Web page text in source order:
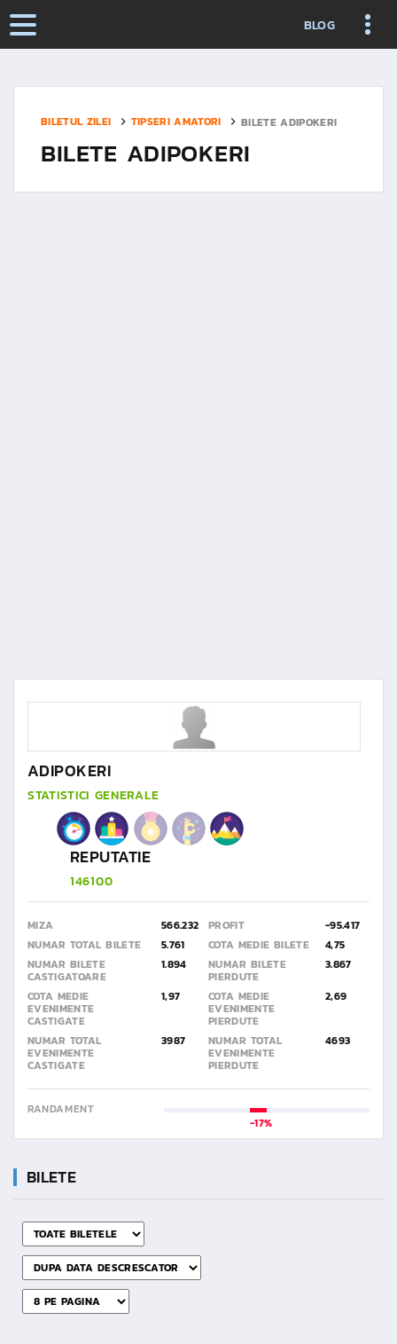
BLOG
BILETUL ZILEI TIPSERI AMATORI BILETE ADIPOKERI
BILETE ADIPOKERI
ADIPOKERI
STATISTICI GENERALE
REPUTATIE
146100
MIZA 566.232 PROFIT
-95.417
NUMAR TOTAL BILETE
5.761 COTA MEDIE BILETE
4,75
NUMAR BILETE
CASTIGATOARE
1.894 NUMAR BILETE
PIERDUTE
3.867
COTA MEDIE
EVENIMENTE
CASTIGATE
1,97 COTA MEDIE
EVENIMENTE
PIERDUTE
2,69
NUMAR TOTAL
EVENIMENTE
CASTIGATE
3987 NUMAR TOTAL
EVENIMENTE
PIERDUTE
4693
RANDAMENT
-17%
BILETE